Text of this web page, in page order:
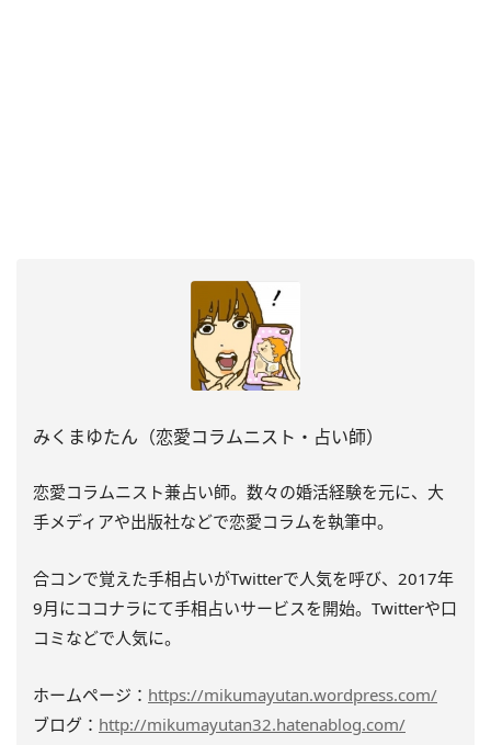
みくまゆたん（恋愛コラムニスト・占い師）
恋愛コラムニスト兼占い師。数々の婚活経験を元に、大
手メディアや出版社などで恋愛コラムを執筆中。
合コンで覚えた手相占いがTwitterで人気を呼び、2017年
9月にココナラにて手相占いサービスを開始。Twitterや口
コミなどで人気に。
ホームページ： https://mikumayutan.wordpress.com/
ブログ： http://mikumayutan32.hatenablog.com/